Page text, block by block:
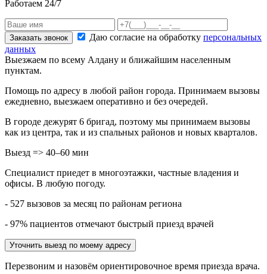
Работаем 24/7
Заказать звонок Даю согласие на обработку персональных
данных
Выезжаем по всему Алдану и ближайшим населенным
пунктам.
Помощь по адресу в любой район города. Принимаем вызовы
ежедневно, выезжаем оперативно и без очередей.
В городе дежурят 6 бригад, поэтому мы принимаем вызовы
как из центра, так и из спальных районов и новых кварталов.
Выезд => 40–60 мин
Специалист приедет в многоэтажки, частные владения и
офисы. В любую погоду.
- 527 вызовов за месяц по районам региона
- 97% пациентов отмечают быстрый приезд врачей
Уточнить выезд по моему адресу
Перезвоним и назовём ориентировочное время приезда врача.